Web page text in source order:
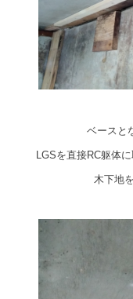
ベースと
LGSを直接RC躯体
木下地